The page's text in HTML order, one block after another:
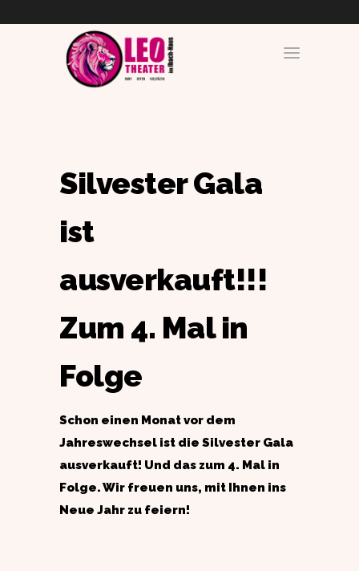
Silvester Gala
ist
ausverkauft!!!
Zum 4. Mal in
Folge
Schon einen Monat vor dem
Jahreswechsel ist die Silvester Gala
ausverkauft! Und das zum 4. Mal in
Folge. Wir freuen uns, mit Ihnen ins
Neue Jahr zu feiern!